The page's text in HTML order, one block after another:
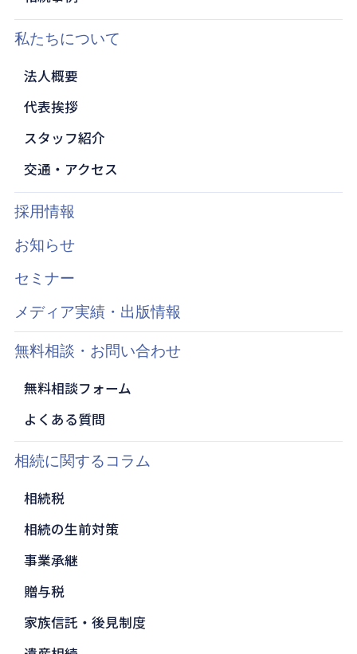
私たちについて
法人概要
代表挨拶
スタッフ紹介
交通・アクセス
採用情報
お知らせ
セミナー
メディア実績・出版情報
無料相談・お問い合わせ
無料相談フォーム
よくある質問
相続に関するコラム
相続税
相続の生前対策
事業承継
贈与税
家族信託・後見制度